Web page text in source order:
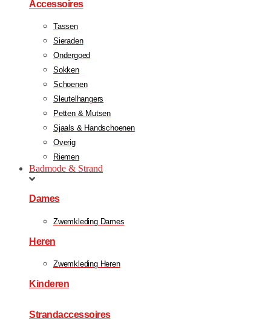
Accessoires
Tassen
Sieraden
Ondergoed
Sokken
Schoenen
Sleutelhangers
Petten & Mutsen
Sjaals & Handschoenen
Overig
Riemen
Badmode & Strand
Dames
Zwemkleding Dames
Heren
Zwemkleding Heren
Kinderen
Strandaccessoires